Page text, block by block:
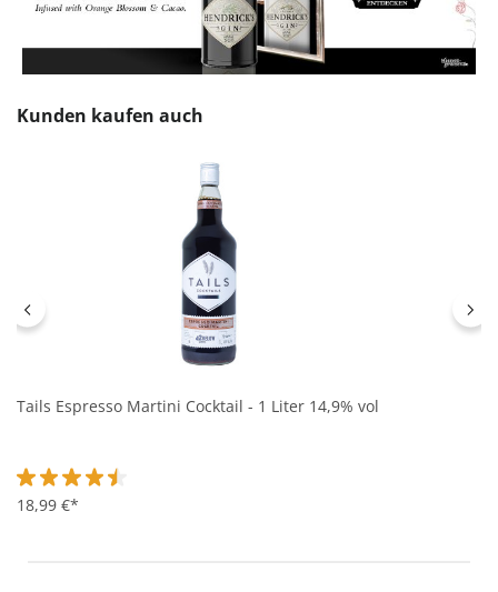
Produktgalerie überspringen
Kunden kaufen auch
Tails Espresso Martini Cocktail - 1 Liter 14,9% vol
Durchschnittliche Bewertung von 4.5 von 5 Sternen
18,99 €*